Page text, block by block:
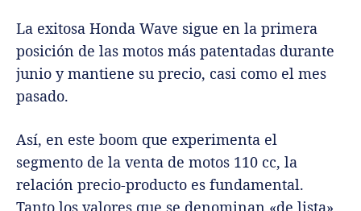
La exitosa Honda Wave sigue en la primera
posición de las motos más patentadas durante
junio y mantiene su precio, casi como el mes
pasado.
Así, en este boom que experimenta el
segmento de la venta de motos 110 cc, la
relación precio-producto es fundamental.
Tanto los valores que se denominan «de lista»